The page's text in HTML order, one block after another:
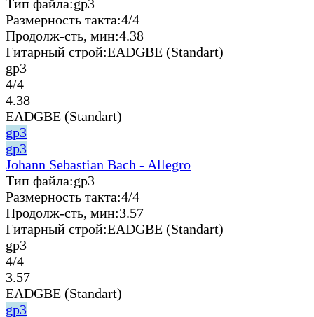
Тип файла:gp3
Размерность такта:4/4
Продолж-сть, мин:4.38
Гитарный строй:EADGBE (Standart)
gp3
4/4
4.38
EADGBE (Standart)
gp3
gp3
Johann Sebastian Bach - Allegro
Тип файла:gp3
Размерность такта:4/4
Продолж-сть, мин:3.57
Гитарный строй:EADGBE (Standart)
gp3
4/4
3.57
EADGBE (Standart)
gp3